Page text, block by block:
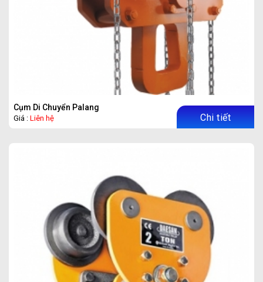
Cụm Di Chuyển Palang
Giá : Liên hệ Chi tiết